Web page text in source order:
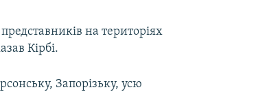
на територіях
Кірбі.
Запорізьку, усю